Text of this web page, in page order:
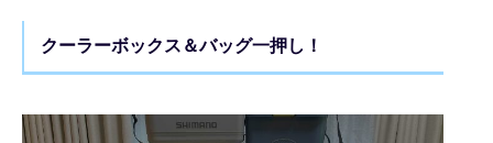
クーラーボックス＆バッグ一押し！